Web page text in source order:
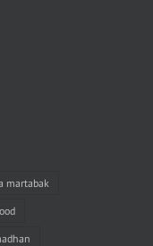
martabak